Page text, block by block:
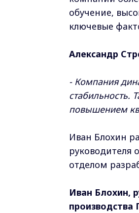
обучение,
ключевые
Александр
- Компания
стабильность.
повышением
Иван Блохин
руководителя
отделом
Иван Блохин,
производства